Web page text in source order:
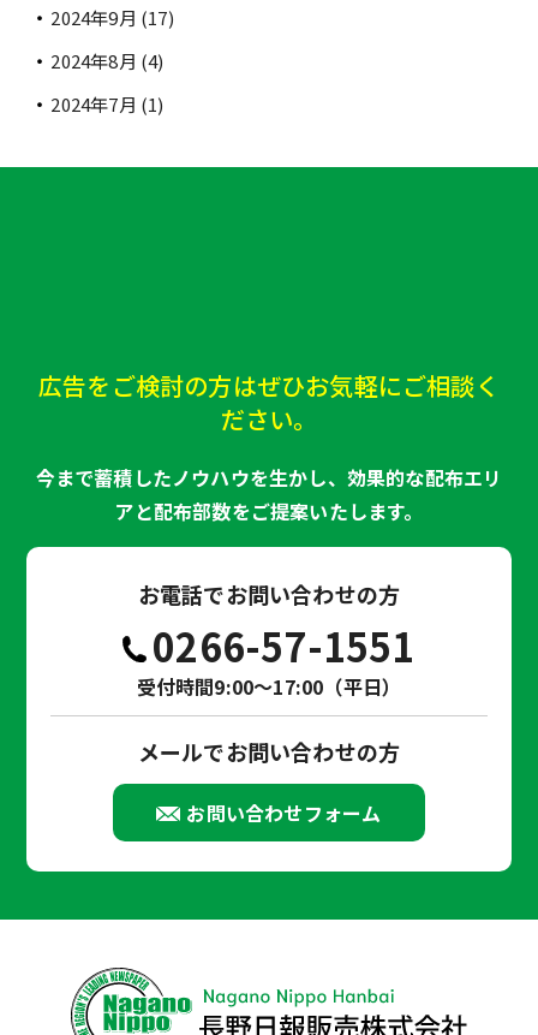
2024年9月 (17)
2024年8月 (4)
2024年7月 (1)
広告をご検討の方はぜひお気軽にご相談く
ださい。
今まで蓄積したノウハウを生かし、効果的な配布エリ
アと配布部数をご提案いたします。
お電話でお問い合わせの方
0266-57-1551
受付時間9:00～17:00（平日）
メールでお問い合わせの方
お問い合わせフォーム